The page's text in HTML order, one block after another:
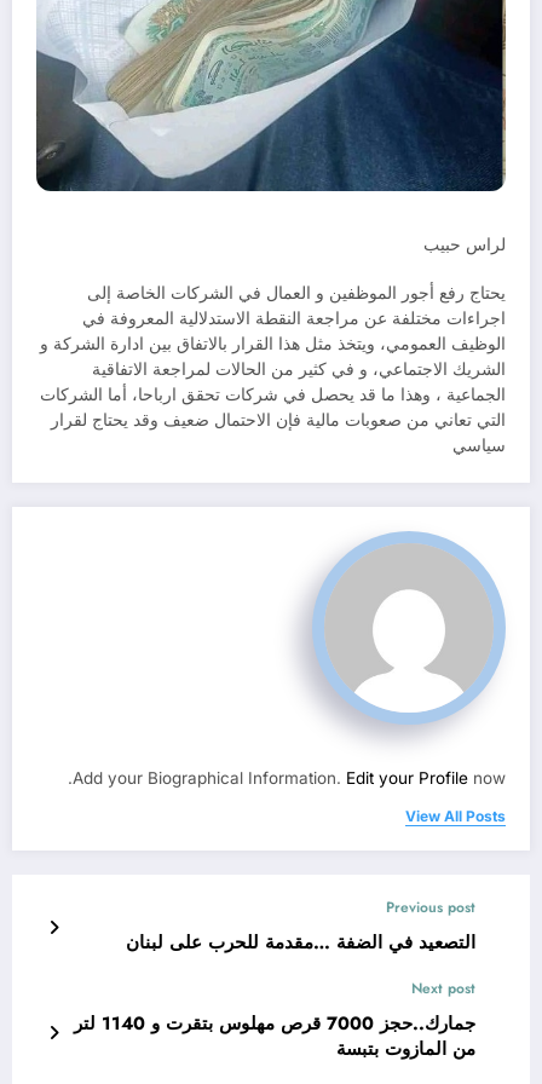
لراس حبيب
يحتاج رفع أجور الموظفين و العمال في الشركات الخاصة إلى
اجراءات مختلفة عن مراجعة النقطة الاستدلالية المعروفة في
الوظيف العمومي، ويتخذ مثل هذا القرار بالاتفاق بين ادارة الشركة و
الشريك الاجتماعي، و في كثير من الحالات لمراجعة الاتفاقية
الجماعية ، وهذا ما قد يحصل في شركات تحقق ارباحا، أما الشركات
التي تعاني من صعوبات مالية فإن الاحتمال ضعيف وقد يحتاج لقرار
سياسي
Add your Biographical Information. Edit your Profile now.
View All Posts
Previous post
التصعيد في الضفة …مقدمة للحرب على لبنان
Next post
جمارك..حجز 7000 قرص مهلوس بتقرت و 1140 لتر
من المازوت بتبسة